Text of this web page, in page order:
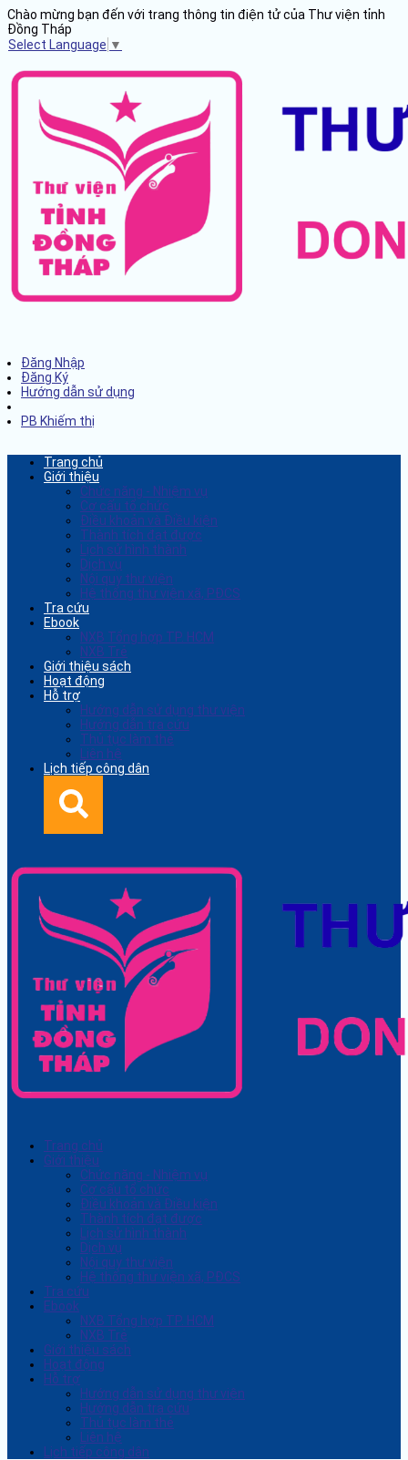
Chào mừng bạn đến với trang thông tin điện tử của Thư viện tỉnh
Đồng Tháp
Select Language ▼
Đăng Nhập
Đăng Ký
Hướng dẫn sử dụng
PB Khiếm thị
Trang chủ
Giới thiệu
Chức năng - Nhiệm vụ
Cơ cấu tổ chức
Điều khoản và Điều kiện
Thành tích đạt được
Lịch sử hình thành
Dịch vụ
Nội quy thư viện
Hệ thống thư viện xã, PĐCS
Tra cứu
Ebook
NXB Tổng hợp TP. HCM
NXB Trẻ
Giới thiệu sách
Hoạt động
Hỗ trợ
Hướng dẫn sử dụng thư viện
Hướng dẫn tra cứu
Thủ tục làm thẻ
Liên hệ
Lịch tiếp công dân
Trang chủ
Giới thiệu
Chức năng - Nhiệm vụ
Cơ cấu tổ chức
Điều khoản và Điều kiện
Thành tích đạt được
Lịch sử hình thành
Dịch vụ
Nội quy thư viện
Hệ thống thư viện xã, PĐCS
Tra cứu
Ebook
NXB Tổng hợp TP. HCM
NXB Trẻ
Giới thiệu sách
Hoạt động
Hỗ trợ
Hướng dẫn sử dụng thư viện
Hướng dẫn tra cứu
Thủ tục làm thẻ
Liên hệ
Lịch tiếp công dân